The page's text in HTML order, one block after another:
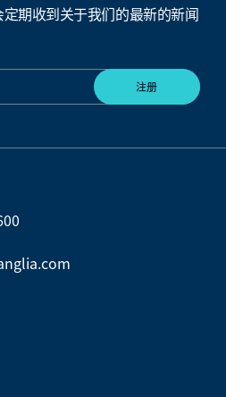
期收到关于我们的最新的新闻